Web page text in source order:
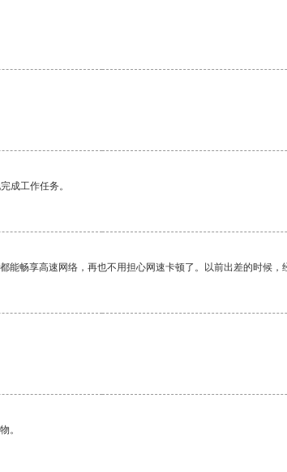
成工作任务。
畅享高速网络，再也不用担心网速卡顿了。以前出差的时候
。